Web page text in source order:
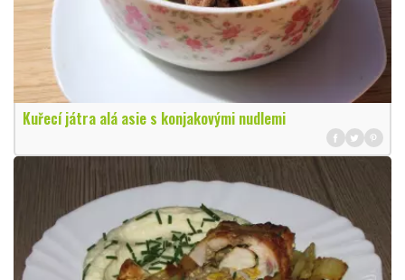
Kuřecí játra alá asie s konjakovými nudlemi